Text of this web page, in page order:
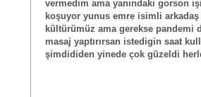
vermedim ama yanındaki gorson
koşuyor yunus emre isimli arkadaş
kültürümüz ama gerekse pandemi
masaj yaptırırsan istedigin saat
şimdididen yinede çok güzeldi